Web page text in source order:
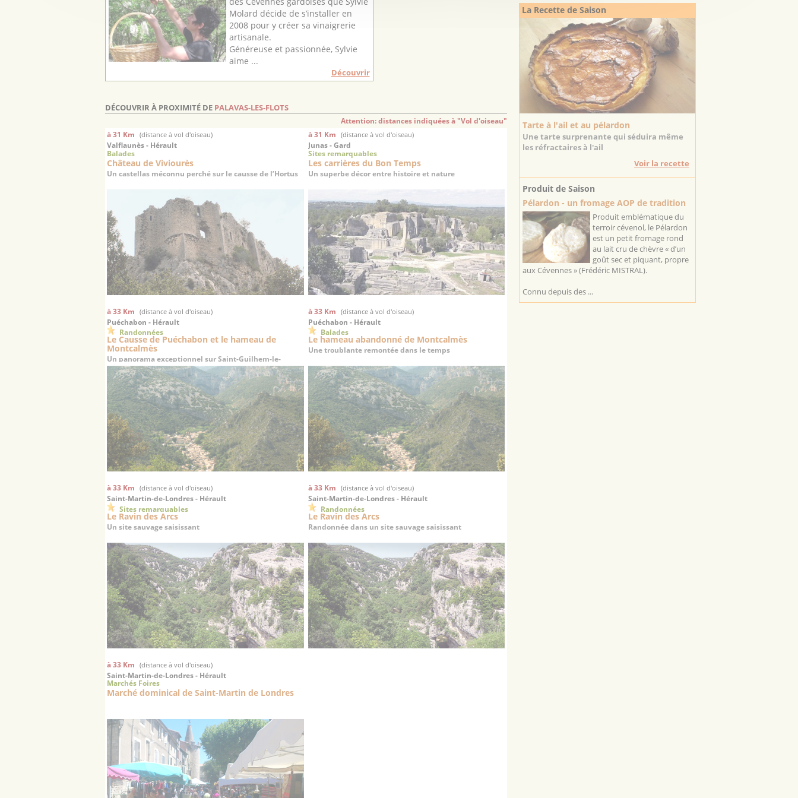
Molard décide de s’installer en
2008 pour y créer sa vinaigrerie
artisanale.
Généreuse et passionnée, Sylvie
aime ...
Découvrir
DÉCOUVRIR À PROXIMITÉ DE PALAVAS-LES-FLOTS
Attention: distances indiquées à "Vol d'oiseau"
à 31 Km
(distance à vol d'oiseau)
Valflaunès - Hérault
Balades
Château de Viviourès
Un castellas méconnu perché sur le causse de l’Hortus
à 31 Km (distance à vol d'oiseau)
Junas - Gard
Sites remarquables
Les carrières du Bon Temps
Un superbe décor entre histoire et nature
à 33 Km (distance à vol d'oiseau)
Puéchabon - Hérault
Randonnées
Le Causse de Puéchabon et le hameau de
Montcalmès
Un panorama exceptionnel sur Saint-Guilhem-le-
Désert
à 33 Km (distance à vol d'oiseau)
Puéchabon - Hérault
Balades
Le hameau abandonné de Montcalmès
Une troublante remontée dans le temps
à 33 Km (distance à vol d'oiseau)
Saint-Martin-de-Londres - Hérault
Sites remarquables
Le Ravin des Arcs
Un site sauvage saisissant
à 33 Km (distance à vol d'oiseau)
Saint-Martin-de-Londres - Hérault
Randonnées
Le Ravin des Arcs
Randonnée dans un site sauvage saisissant
à 33 Km (distance à vol d'oiseau)
Saint-Martin-de-Londres - Hérault
Marchés Foires
Marché dominical de Saint-Martin de Londres
La Recette de Saison
Tarte à l'ail et au pélardon
Une tarte surprenante qui séduira même
les réfractaires à l'ail
Voir la recette
Produit de Saison
Pélardon - un fromage AOP de tradition
Produit emblématique du
terroir cévenol, le Pélardon
est un petit fromage rond
au lait cru de chèvre « d’un
goût sec et piquant, propre
aux Cévennes » (Frédéric MISTRAL).
Connu depuis des ...